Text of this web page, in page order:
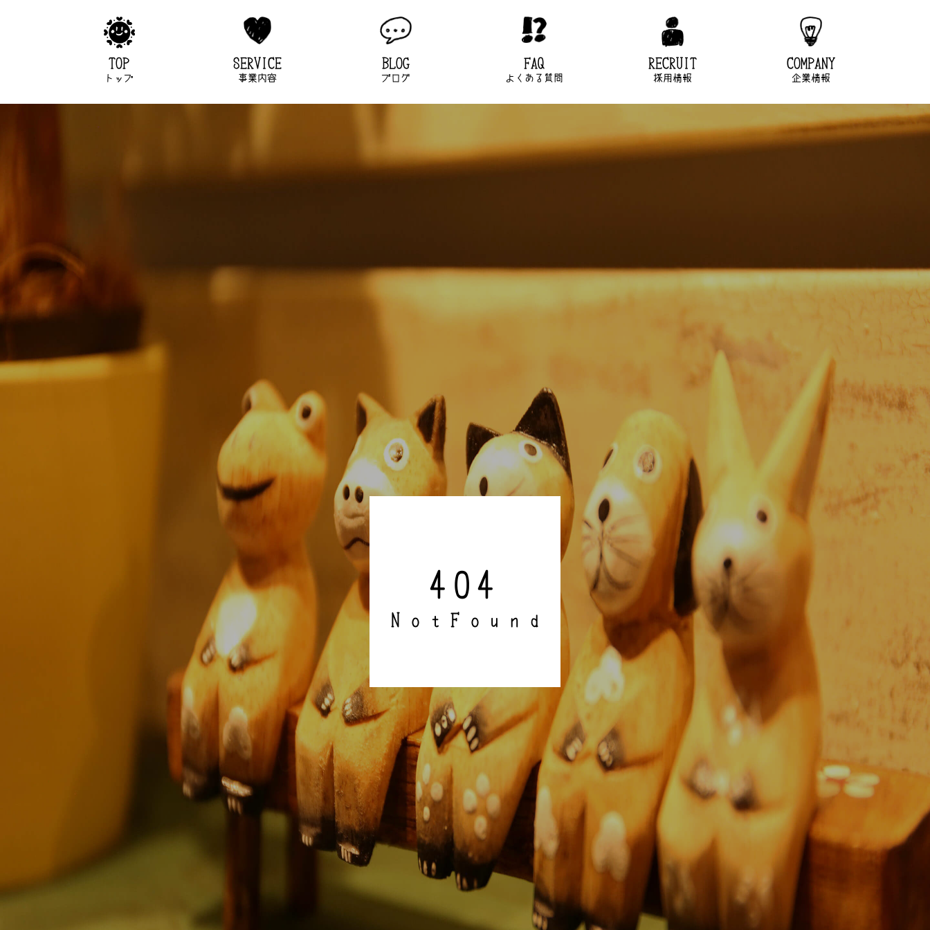
TOP
トップ
SERVICE
事業内容
BLOG
ブログ
FAQ
よくある質問
RECRUIT
採用情報
COMPANY
企業情報
404
NotFound